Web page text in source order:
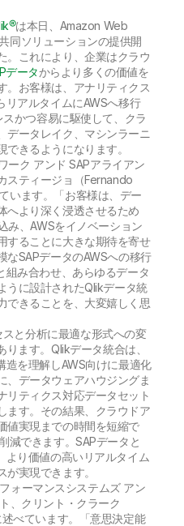
は本日、Amazon Web
同ソリューションの提供開
。これにより、企業はクラウ
データからより多くの価値を
。お客様は、アナリティクス
リアルタイムにAWSへ移行
スかつ容易に駆使して、クラ
データレイク、マシンラーニ
きるようになります。
ーク アンド SAPアライアン
スティージョ（Fernando
います。「お客様は、デー
へより深く浸透させるため
み、AWSをイノベーション
することに大きな期待を寄せ
なSAPデータのAWSへの移行
組み合わせ、あらゆるデータ
うに設計されたQlikデータ統
できることを、大変嬉しく思
と分析に最適な形式への変
ます。Qlikデータ統合は、
造を理解しAWS向けに最適化
、データウェアハウジングま
リティクス対応データセット
ます。その結果、クラウドア
値実現までの時間を短縮で
減できます。SAPデータと
より価値の高いリアルタイム
実現できます。
ォーマンスシステムズ アン
、クリント・クラーク
述べています。「意思決定能